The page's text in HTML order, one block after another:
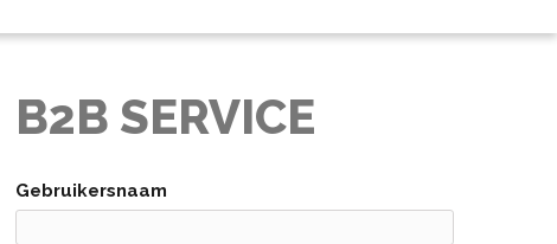
B2B SERVICE
Gebruikersnaam